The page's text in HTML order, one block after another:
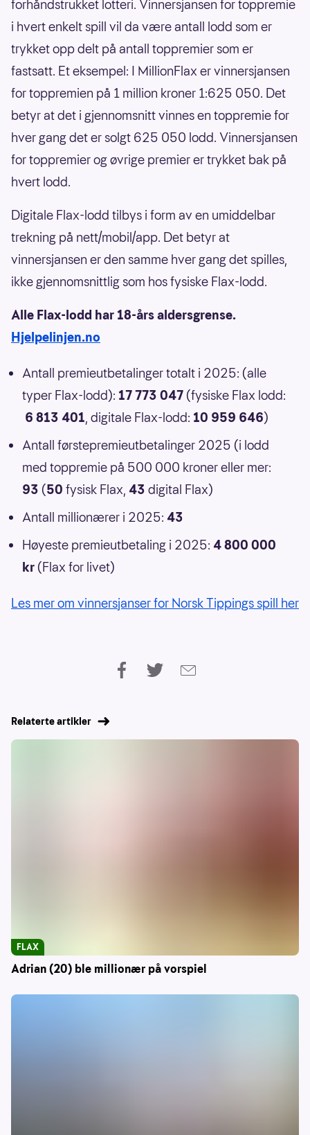
forhåndstrukket lotteri. Vinnersjansen for toppremie
i hvert enkelt spill vil da være antall lodd som er
trykket opp delt på antall toppremier som er
fastsatt. Et eksempel: I MillionFlax er vinnersjansen
for toppremien på 1 million kroner 1:625 050. Det
betyr at det i gjennomsnitt vinnes en toppremie for
hver gang det er solgt 625 050 lodd. Vinnersjansen
for toppremier og øvrige premier er trykket bak på
hvert lodd.
Digitale Flax-lodd tilbys i form av en umiddelbar
trekning på nett/mobil/app. Det betyr at
vinnersjansen er den samme hver gang det spilles,
ikke gjennomsnittlig som hos fysiske Flax-lodd.
Alle Flax-lodd har 18-års aldersgrense.
Hjelpelinjen.no
Antall premieutbetalinger totalt i 2025: (alle
typer Flax-lodd): 17 773 047 (fysiske Flax lodd:
6 813 401, digitale Flax-lodd: 10 959 646)
Antall førstepremieutbetalinger 2025 (i lodd
med toppremie på 500 000 kroner eller mer:
93 (50 fysisk Flax, 43 digital Flax)
Antall millionærer i 2025: 43
Høyeste premieutbetaling i 2025: 4 800 000
kr (Flax for livet)
Les mer om vinnersjanser for Norsk Tippings spill her
Relaterte artikler
Adrian (20) ble millionær på vorspiel
FLAX